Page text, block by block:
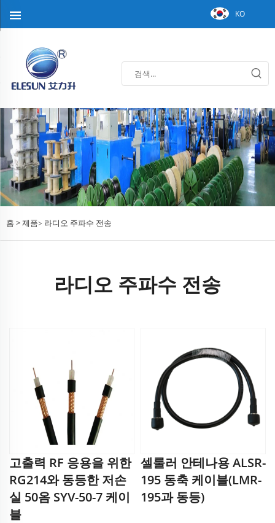
KO
홈 >제품> 라디오 주파수 전송
라디오 주파수 전송
고출력 RF 응용을 위한
RG214와 동등한 저손
실 50옴 SYV-50-7 케이
블
셀룰러 안테나용 ALSR-
195 동축 케이블(LMR-
195과 동등)